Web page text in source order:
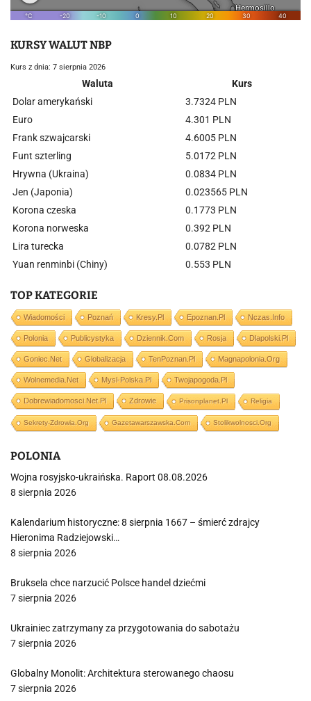
KURSY WALUT NBP
Kurs z dnia: 7 sierpnia 2026
Waluta
Kurs
Dolar amerykański
3.7324 PLN
Euro
4.301 PLN
Frank szwajcarski
4.6005 PLN
Funt szterling
5.0172 PLN
Hrywna (Ukraina)
0.0834 PLN
Jen (Japonia)
0.023565 PLN
Korona czeska
0.1773 PLN
Korona norweska
0.392 PLN
Lira turecka
0.0782 PLN
Yuan renminbi (Chiny)
0.553 PLN
TOP KATEGORIE
Wiadomości Poznań Kresy.pl Epoznan.pl Nczas.info
Polonia Publicystyka Dziennik.com Rosja Dlapolski.pl
Goniec.net Globalizacja TenPoznan.pl Magnapolonia.org
Wolnemedia.net Mysl-Polska.pl Twojapogoda.pl
Dobrewiadomosci.net.pl Zdrowie Prisonplanet.pl Religia
Sekrety-Zdrowia.org Gazetawarszawska.com Stolikwolnosci.org
POLONIA
Wojna rosyjsko-ukraińska. Raport 08.08.2026
8 sierpnia 2026
Kalendarium historyczne: 8 sierpnia 1667 – śmierć zdrajcy
Hieronima Radziejowski…
8 sierpnia 2026
Bruksela chce narzucić Polsce handel dziećmi
7 sierpnia 2026
Ukrainiec zatrzymany za przygotowania do sabotażu
7 sierpnia 2026
Globalny Monolit: Architektura sterowanego chaosu
7 sierpnia 2026